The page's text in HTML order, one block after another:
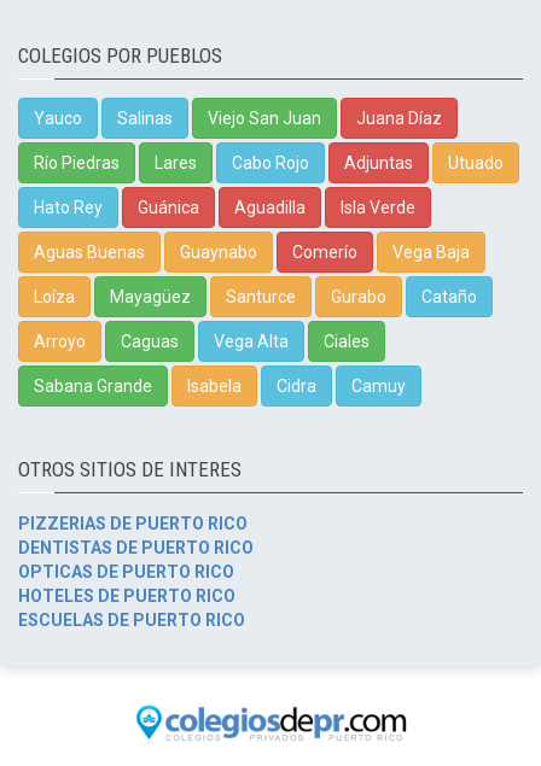
COLEGIOS POR PUEBLOS
Yauco Salinas Viejo San Juan Juana Díaz
Río Piedras Lares Cabo Rojo Adjuntas Utuado
Hato Rey Guánica Aguadilla Isla Verde
Aguas Buenas Guaynabo Comerío Vega Baja
Loíza Mayagüez Santurce Gurabo Cataño
Arroyo Caguas Vega Alta Ciales
Sabana Grande Isabela Cidra Camuy
OTROS SITIOS DE INTERES
PIZZERIAS DE PUERTO RICO
DENTISTAS DE PUERTO RICO
OPTICAS DE PUERTO RICO
HOTELES DE PUERTO RICO
ESCUELAS DE PUERTO RICO